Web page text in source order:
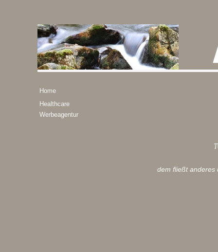
dem fließt anderes
Home
Healthcare
Werbeagentur